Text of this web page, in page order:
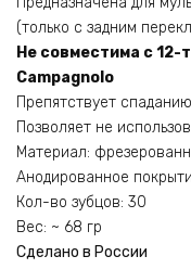
(только с задним
Не совместима с 12-
Campagnolo
Препятствует
Позволяет не
Материал:
Анодированное
Кол-во зубцов: 30
Вес: ~ 68 гр
Сделано в России